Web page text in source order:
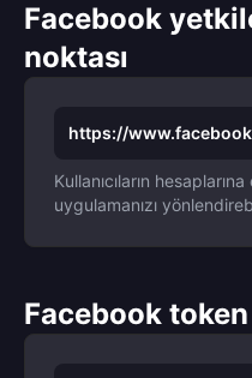
Facebook
noktası
https://
Kullanıcıların
uygulamanızı
Facebook